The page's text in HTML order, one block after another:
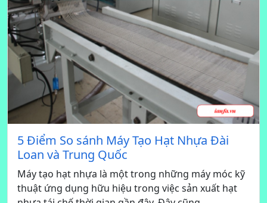
5 Điểm So sánh Máy Tạo Hạt Nhựa Đài
Loan và Trung Quốc
Máy tạo hạt nhựa là một trong những máy móc kỹ
thuật ứng dụng hữu hiệu trong việc sản xuất hạt